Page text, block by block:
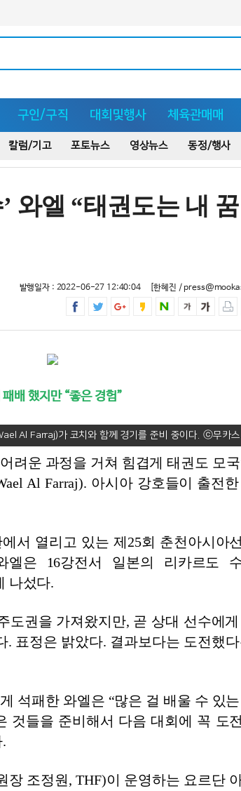
구인/구직 대회및행사 체육관매매
칼럼/기고 포토뉴스 영상뉴스 동정/행사
와엘 “태권도는 내
발행일자 : 2022-06-27 12:40:04 [한혜진 /
배 했지만 “좋은 경험”
Al Farraj)가 코치와 함께 경기를 준비 중이다.
려운 과정을 거쳐 힘겹게 태권도 모
Al Farraj). 아시아 강호들이 출전한
서 열리고 있는 제25회 춘천아시아
엘은 16강전서 일본의 리카르도 수
나섰다.
도권을 가져왔지만, 곧 상대 선수에게
. 표정은 밝았다. 결과보다는 도전했다
석패한 와엘은 “많은 걸 배울 수 있
것들을 준비해서 다음 대회에 꼭 도
장 조정원, THF)이 운영하는 요르단